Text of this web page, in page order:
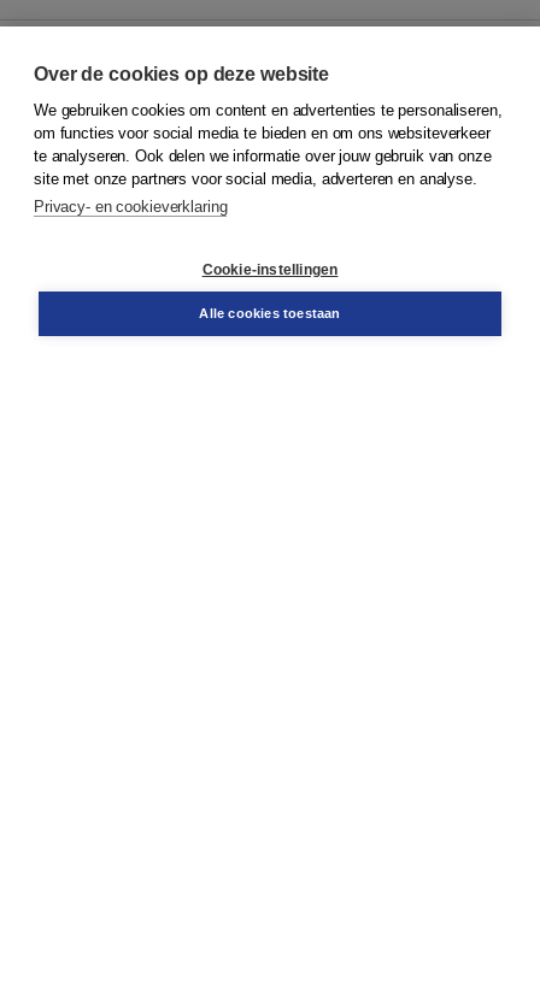
© 2026Koninklijke Boom uitgevers
Klantenservice
Service & informatie
Contact
Over de cookies op deze website
We gebruiken cookies om content en advertenties te personaliseren,
om functies voor social media te bieden en om ons websiteverkeer
te analyseren. Ook delen we informatie over jouw gebruik van onze
site met onze partners voor social media, adverteren en analyse.
Privacy- en cookieverklaring
Cookie-instellingen
Alle cookies toestaan